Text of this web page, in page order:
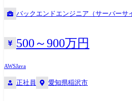
なチームによる設計・実装スキル向上 ・経営層との距離が近く、成果が
クト → 開発本部長 ・またはPdMへのキャリアシフトも可能(事業理解×技
術力を活かす) 【プロダクト開発環境】 ・開発言語:Golang,
Storybook ・バージョン管理:GitHub ・エラー管理:Sentry ・
を発揮されたい方 ・PMPの資格を取得さ
応募ください。 【役割】 ・メインミッションは、要件定義ならびに仕様
調整、伴うコストや人員管理、評価工程に
程一通りです。 ・アプリケーション開発(
バックエンドエンジニア（サーバーサ
500～900万円
AWSJava
正社員 愛知県稲沢市